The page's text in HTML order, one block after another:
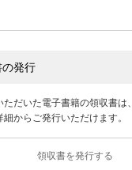
発行
ただいた電子書籍の領収書は
細からご発行いただけます。
領収書を発行する